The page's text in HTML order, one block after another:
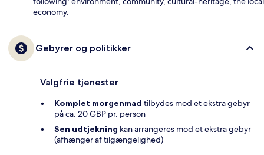
economy.
Gebyrer og politikker
Valgfrie tjenester
Komplet morgenmad tilbydes mod et ekstra gebyr
på ca. 20 GBP pr. person
Sen udtjekning kan arrangeres mod et ekstra gebyr
(afhænger af tilgængelighed)